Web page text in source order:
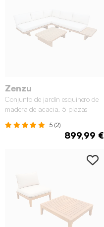
Zenzu
Conjunto de jardín esquinero de
madera de acacia, 5 plazas
5 (2)
899,99 €